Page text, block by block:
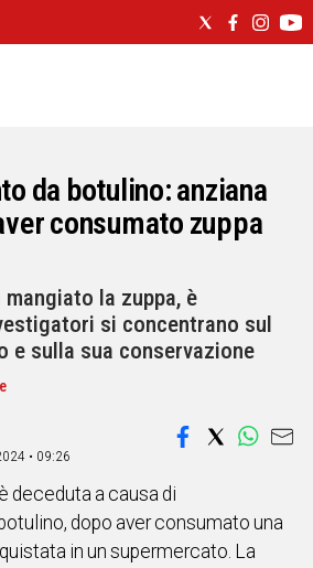
da botulino: anziana
consumato zuppa
la zuppa, è
si concentrano sul
sulla sua conservazione
• 09:26
deceduta a causa di
dopo aver consumato una
in un supermercato. La